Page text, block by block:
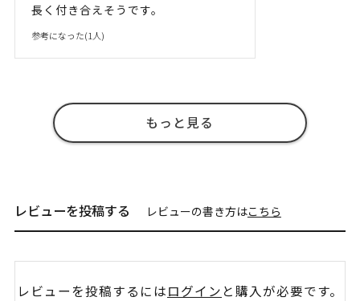
長く付き合えそうです。
参考になった(1 人)
もっと見る
レビューを投稿する レビューの書き方はこちら
レビューを投稿するにはログイン と購入が必要です。